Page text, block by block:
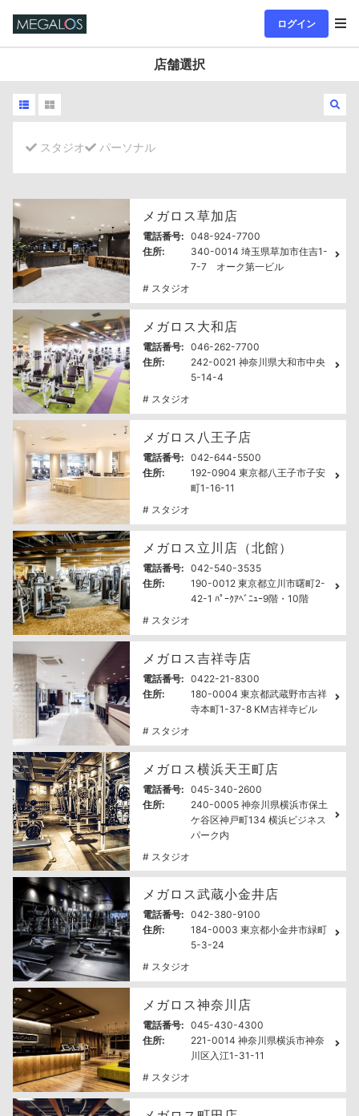
ログイン
店舗選択
スタジオ パーソナル
メガロス草加店
電話番号: 048-924-7700
住所:
340-0014 埼玉県草加市住吉1-
7-7 オーク第一ビル
# スタジオ
メガロス大和店
電話番号: 046-262-7700
住所:
242-0021 神奈川県大和市中央
5-14-4
# スタジオ
メガロス八王子店
電話番号: 042-644-5500
住所:
192-0904 東京都八王子市子安
町1-16-11
# スタジオ
メガロス立川店（北館）
電話番号: 042-540-3535
住所:
190-0012 東京都立川市曙町2-
42-1 ﾊﾟｰｸｱﾍﾞﾆｭｰ9階・10階
# スタジオ
メガロス吉祥寺店
電話番号: 0422-21-8300
住所:
180-0004 東京都武蔵野市吉祥
寺本町1-37-8 KM吉祥寺ビル
# スタジオ
メガロス横浜天王町店
電話番号: 045-340-2600
住所:
240-0005 神奈川県横浜市保土
ケ谷区神戸町134 横浜ビジネス
パーク内
# スタジオ
メガロス武蔵小金井店
電話番号: 042-380-9100
住所:
184-0003 東京都小金井市緑町
5-3-24
# スタジオ
メガロス神奈川店
電話番号: 045-430-4300
住所:
221-0014 神奈川県横浜市神奈
川区入江1-31-11
# スタジオ